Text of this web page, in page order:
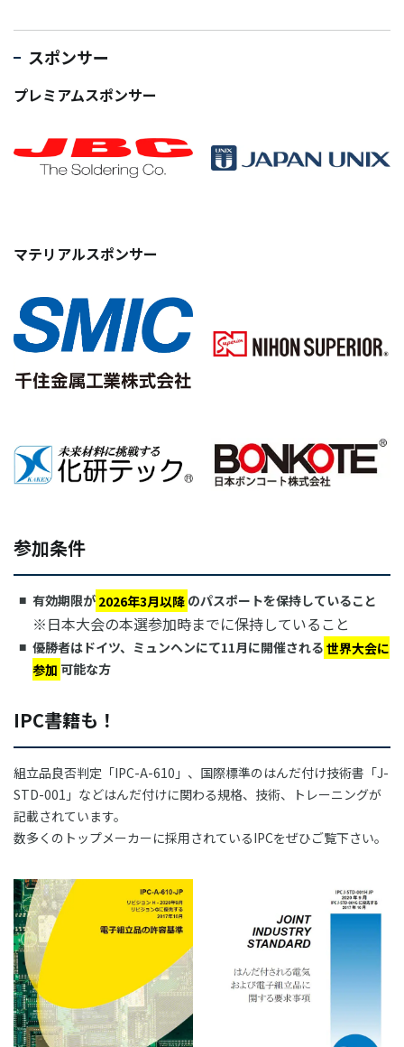
スポンサー
プレミアムスポンサー
マテリアルスポンサー
参加条件
有効期限が 2026年3月以降 のパスポートを保持していること
※日本大会の本選参加時までに保持していること
優勝者はドイツ、ミュンヘンにて11月に開催される 世界大会に
参加 可能な方
IPC書籍も！
組立品良否判定「IPC-A-610」、国際標準のはんだ付け技術書「J-
STD-001」などはんだ付けに関わる規格、技術、トレーニングが
記載されています。
数多くのトップメーカーに採用されているIPCをぜひご覧下さい。